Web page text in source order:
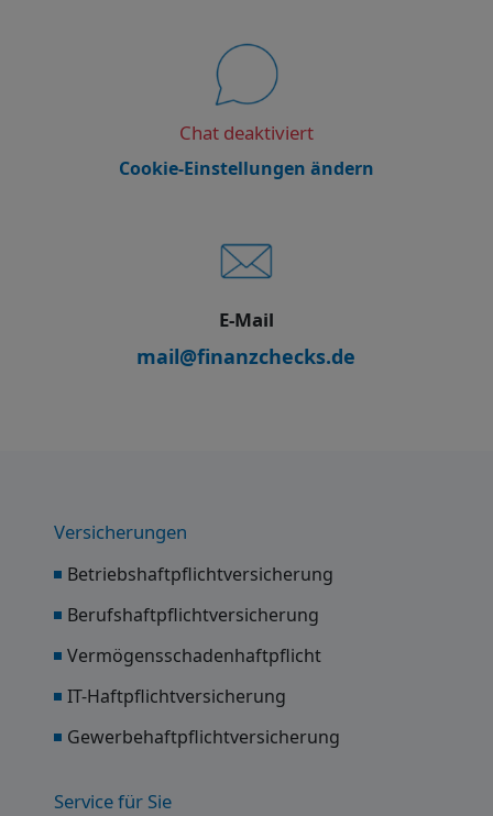
Chat deaktiviert
Cookie-Einstellungen ändern
E-Mail
mail@finanzchecks.de
Versicherungen
Betriebshaftpflichtversicherung
Berufshaftpflichtversicherung
Vermögensschadenhaftpflicht
IT-Haftpflichtversicherung
Gewerbehaftpflichtversicherung
Service für Sie